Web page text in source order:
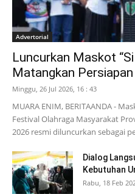
Advertorial
Luncurkan Maskot
Matangkan
Minggu, 26 Jul 2026, 16 : 43
MUARA ENIM, BERITAANDA -
Festival Olahraga Masyarakat
2026 resmi diluncurkan sebagai
Dialog
Kebutuhan
Rabu, 18 Feb